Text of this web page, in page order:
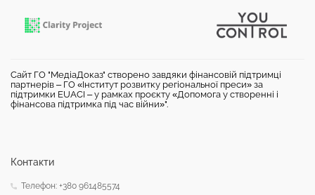
Сайт ГО "МедіаДоказ" створено завдяки фінансовій підтримці
партнерів – ГО «Інститут розвитку регіональної преси» за
підтримки EUACI – у рамках проєкту «Допомога у створенні і
фінансова підтримка під час війни»".
Контакти
Телефон: +380 961485574